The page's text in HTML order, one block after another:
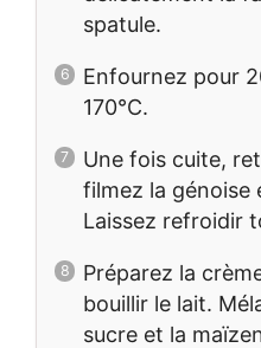
spatule.
Enfournez pour
170°C.
Une fois cuite,
filmez la génoise
Laissez refroidir
Préparez la
bouillir le lait.
sucre et la